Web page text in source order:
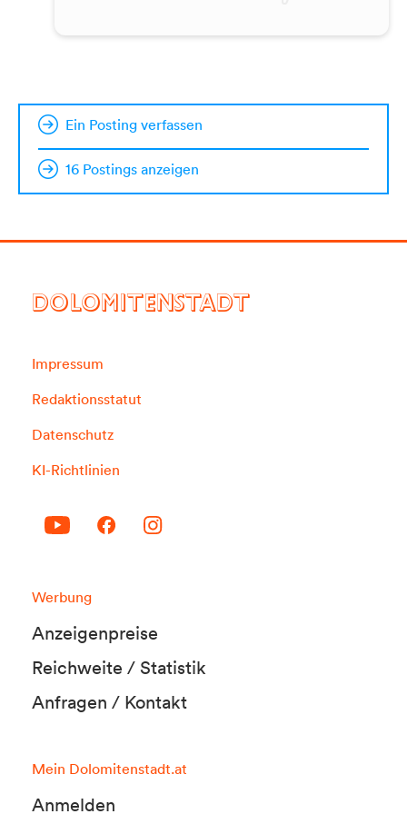
Ein Posting verfassen
16 Postings anzeigen
DOLOMITENSTADT
Impressum
Redaktionsstatut
Datenschutz
KI-Richtlinien
Werbung
Anzeigenpreise
Reichweite / Statistik
Anfragen / Kontakt
Mein Dolomitenstadt.at
Anmelden